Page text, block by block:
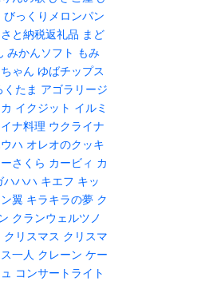
びっくりメロンパン
と納税返礼品 まど
みかんソフト もみ
ゃん ゆばチップス
くたま アゴラリージ
イクジット イルミ
ナ料理 ウクライナ
ハ オレオのクッキ
さくら カービィ カ
ハハハ キエフ キッ
翼 キラキラの夢 ク
クランウェルツノ
クリスマス クリスマ
一人 クレーン ケー
コンサートライト